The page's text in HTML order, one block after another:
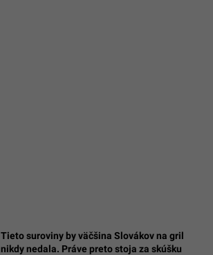
Tieto suroviny by väčšina Slovákov na gril
nikdy nedala. Práve preto stoja za skúšku